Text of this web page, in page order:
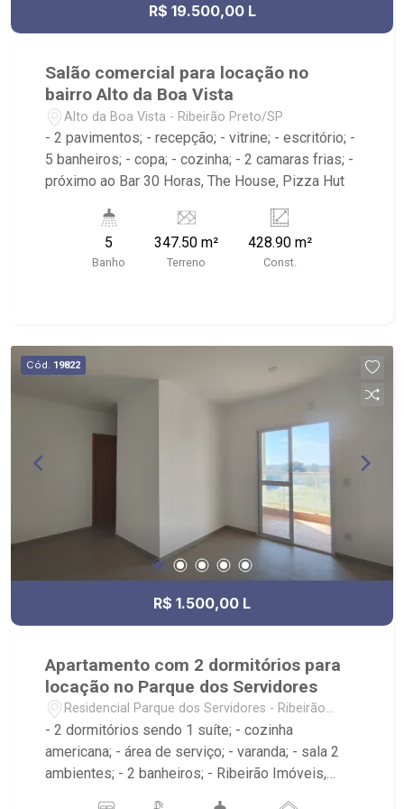
R$ 19.500,00 L
Salão comercial para locação no
bairro Alto da Boa Vista
Alto da Boa Vista - Ribeirão Preto/SP
- 2 pavimentos; - recepção; - vitrine; - escritório; -
5 banheiros; - copa; - cozinha; - 2 camaras frias; -
próximo ao Bar 30 Horas, The House, Pizza Hut
5
Banho
347.50 m²
Terreno
428.90 m²
Const.
Cód. 19822
R$ 1.500,00 L
Apartamento com 2 dormitórios para
locação no Parque dos Servidores
Residencial Parque dos Servidores - Ribeirão
Preto/SP
- 2 dormitórios sendo 1 suíte; - cozinha
americana; - área de serviço; - varanda; - sala 2
ambientes; - 2 banheiros; - Ribeirão Imóveis,